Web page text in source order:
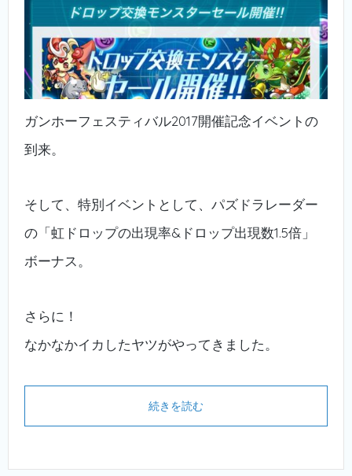
ガンホーフェスティバル2017開催記念イベントの
到来。
そして、特別イベントとして、パズドラレーダー
の「虹ドロップの出現率&ドロップ出現数1.5倍」
ボーナス。
さらに！
なかなかイカしたヤツがやってきました。
続きを読む